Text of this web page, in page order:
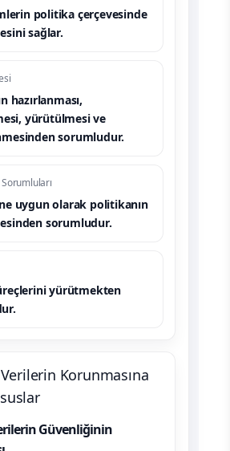
politika çerçevesinde
sağlar.
hazırlanması,
yürütülmesi ve
sorumludur.
uygun olarak politikanın
sorumludur.
yürütmekten
Korunmasına
Güvenliğinin